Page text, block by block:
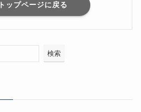
トップページに戻る
検索